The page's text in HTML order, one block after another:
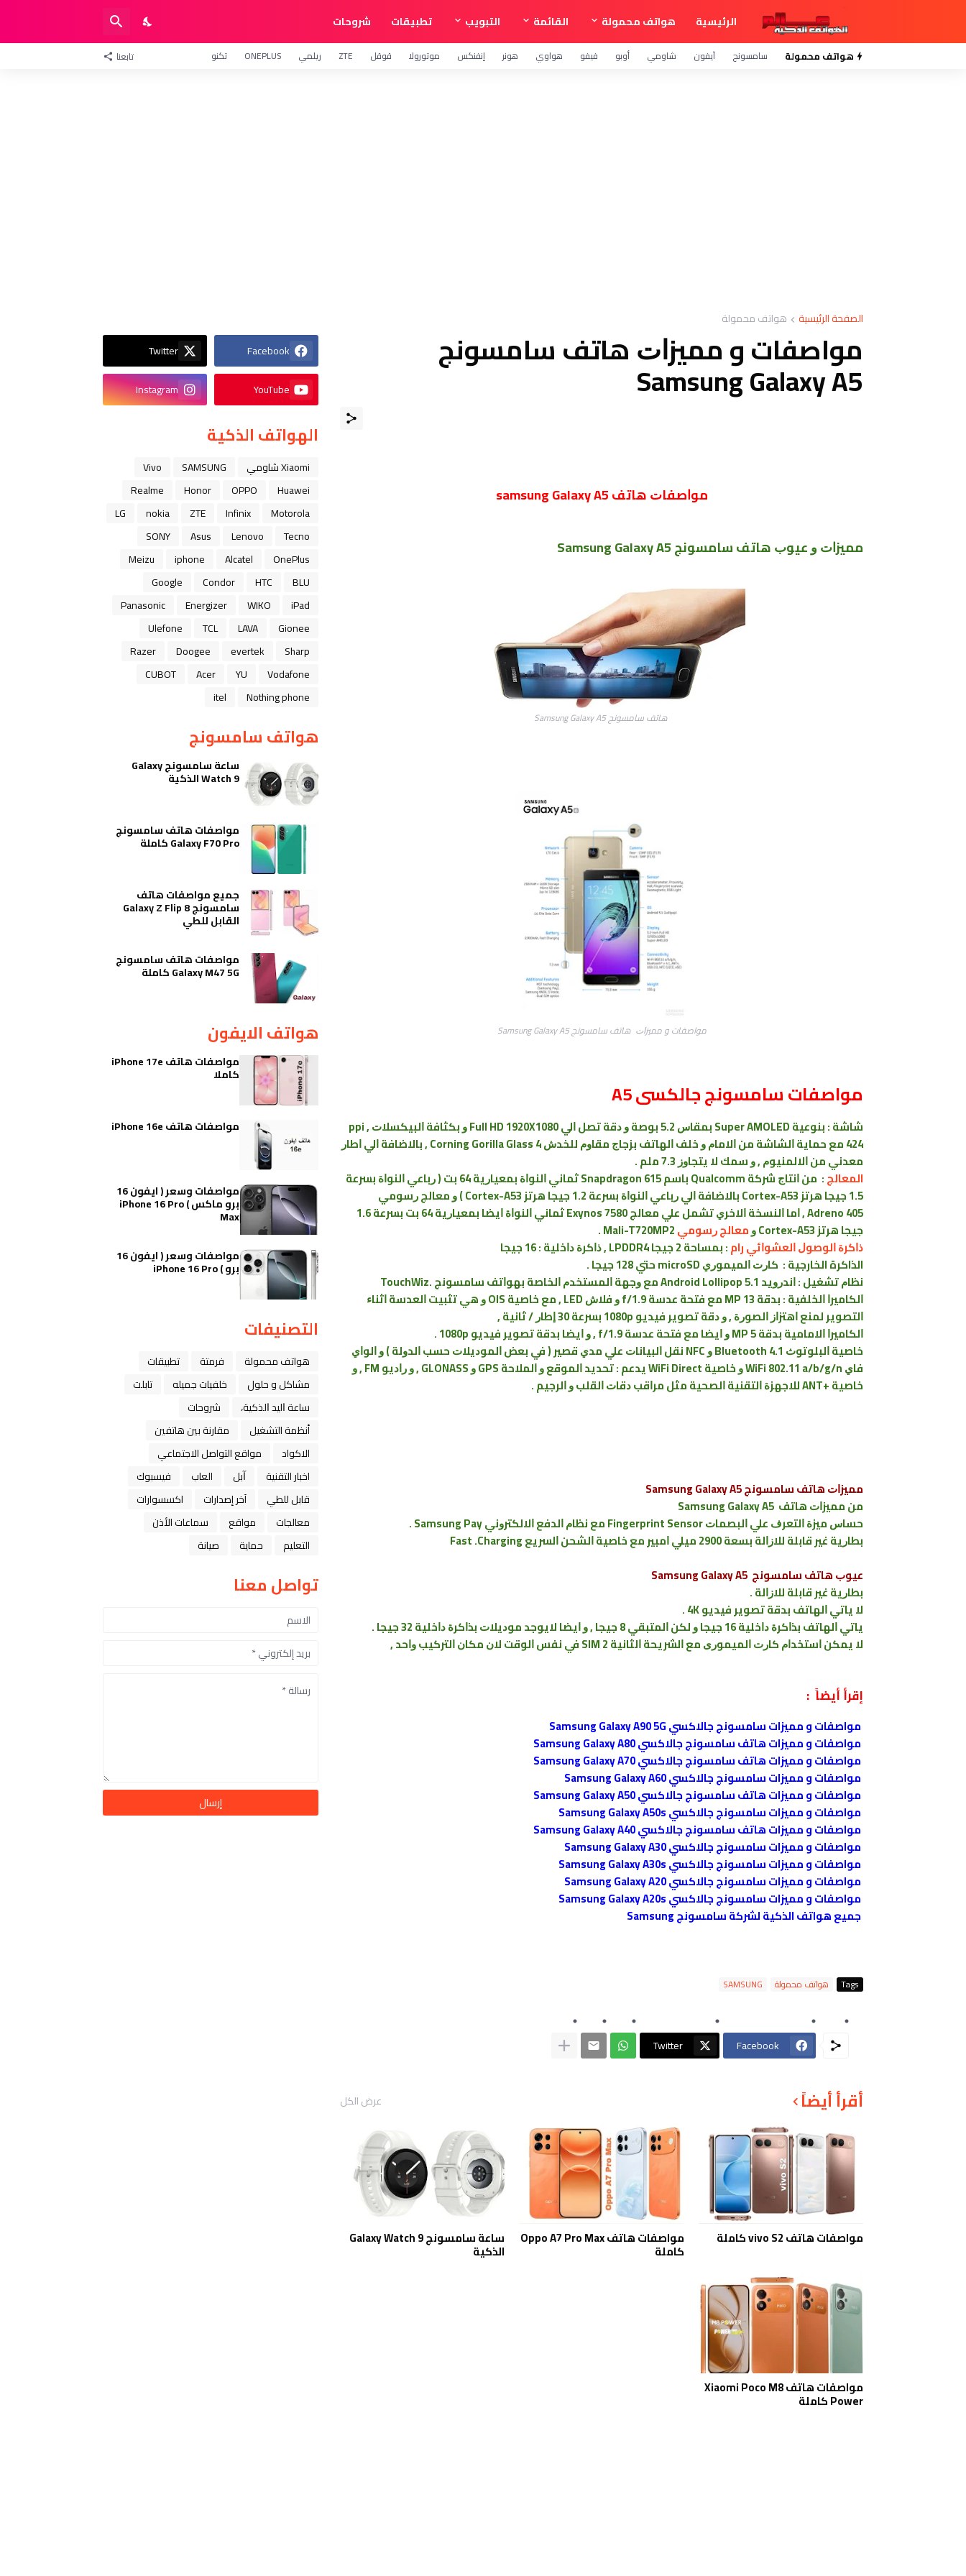
الرئيسية هواتف محمولة القائمة التبويب تطبيقات شروحات
هواتف محمولة سامسونج آيفون شاومي أوبو فيفو هواوي هونر إنفنكس موتورولا قوقل ZTE ريلمي ONEPLUS تكنو تابعنا
الصفحة الرئيسية هواتف محمولة
مواصفات و ﻣﻤﻴﺰﺍﺕ ﻫﺎﺗﻒ ﺳﺎﻣﺴﻮﻧﺞ
ﻣﻮﺍﺻﻔﺎﺕ هاتف samsung Galaxy A5
ﻣﻤﻴﺰﺍﺕ ﻭ ﻋﻴﻮﺏ ﻫﺎﺗﻒ ﺳﺎﻣﺴﻮﻧﺞ ‏Samsung Galaxy A5
ﻫﺎﺗﻒ ﺳﺎﻣﺴﻮﻧﺞ ‏Samsung Galaxy A5
مواصفات و ﻣﻤﻴﺰﺍﺕ ﻫﺎﺗﻒ ﺳﺎﻣﺴﻮﻧﺞ ‏Samsung Galaxy A5
مواصفات ﺳﺎﻣﺴﻮﻧﺞ ﺟﺎﻟﻜﺴﻰ A5
ﺷﺎﺷﺔ : ﺑﻨﻮﻋﻴﺔ Super AMOLED ﺑﻤﻘﺎﺱ 5.2 ﺑﻮﺻﺔ ﻭ ﺩﻗﺔ ﺗﺼﻞ ﺍﻟﻲ Full HD 1920X1080 ﻭ ﺑﻜﺜﺎﻓﺔ ﺍﻟﺒﻴﻜﺴﻼﺕ , ppi
424 ﻣﻊ ﺣﻤﺎﻳﺔ ﺍﻟﺸﺎﺷﺔ ﻣﻦ ﺍﻻﻣﺎﻡ ﻭ ﺧﻠﻒ ﺍﻟﻬﺎﺗﻒ ﺑﺰﺟﺎﺝ ﻣﻘﺎﻭﻡ ﻟﻠﺨﺪﺵ Corning Gorilla Glass 4 , ﺑﺎﻻﺿﺎﻓﺔ ﺍﻟﻲ ﺍﻃﺎﺭ
ﻣﻌﺪﻧﻲ ﻣﻦ ﺍﻻﻟﻤﻨﻴﻮﻡ , ﻭ ﺳﻤﻚ ﻻ ﻳﺘﺠﺎﻭﺯ 7.3 ﻣﻠﻢ .
المعالج
: ﻣﻦ ﺍﻧﺘﺎﺝ ﺷﺮﻛﺔ Qualcomm ﺑﺎﺳﻢ Snapdragon 615 ﺛﻤﺎﻧﻲ ﺍﻟﻨﻮﺍﺓ ﺑﻤﻌﻴﺎﺭﻳﺔ 64 ﺑﺖ ‏( ﺭﺑﺎﻋﻲ ﺍﻟﻨﻮﺍﺓ ﺑﺴﺮﻋﺔ
1.5 ﺟﻴﺠﺎ ﻫﺮﺗﺰ Cortex-A53 ﺑﺎﻻﺿﺎﻓﺔ ﺍﻟﻲ ﺭﺑﺎﻋﻲ ﺍﻟﻨﻮﺍﺓ ﺑﺴﺮﻋﺔ 1.2 ﺟﻴﺠﺎ ﻫﺮﺗﺰ Cortex-A53 ‏) ﻭ ﻣﻌﺎﻟﺞ ﺭﺳﻮﻣﻲ
Adreno 405 , ﺍﻣﺎ ﺍﻟﻨﺴﺨﺔ ﺍﻻﺧﺮﻱ ﺗﺸﻤﻞ ﻋﻠﻲ ﻣﻌﺎﻟﺞ Exynos 7580 ﺛﻤﺎﻧﻲ ﺍﻟﻨﻮﺍﺓ ﺍﻳﻀﺎ ﺑﻤﻌﻴﺎﺭﻳﺔ 64 ﺑﺖ ﺑﺴﺮﻋﺔ 1.6
ﺟﻴﺠﺎ ﻫﺮﺗﺰ Cortex-A53 ﻭ
ﻣﻌﺎﻟﺞ ﺭﺳﻮﻣﻲMali-T720MP2 .
ﺫﺍﻛﺮﺓ ﺍﻟﻮﺻﻮﻝ ﺍﻟﻌﺸﻮﺍﺋﻲ رام: ﺑﻤﺴﺎﺣﺔ 2 ﺟﻴﺠﺎ LPDDR4 , ﺫﺍﻛﺮﺓ ﺩﺍﺧﻠﻴﺔ : 16 ﺟﻴﺠﺎ
الذاكرة الخارجية : ﻛﺎﺭﺕ ﺍﻟﻤﻴﻤﻮﺭﻱ microSD ﺣﺘﻲ 128 ﺟﻴﺠﺎ .
ﻧﻈﺎﻡ ﺗﺸﻐﻴﻞ : ﺍﻧﺪﺭﻭﻳﺪ Android Lollipop 5.1 ﻣﻊ ﻭﺟﻬﺔ ﺍﻟﻤﺴﺘﺨﺪﻡ ﺍﻟﺨﺎﺻﺔ ﺑﻬﻮﺍﺗﻒ ﺳﺎﻣﺴﻮﻧﺞ .TouchWiz
ﺍﻟﻜﺎﻣﻴﺮﺍ ﺍﻟﺨﻠﻔﻴﺔ : ﺑﺪﻗﺔ 13 MP ﻣﻊ ﻓﺘﺤﺔ ﻋﺪﺳﺔ f/1.9 ﻭ ﻓﻼﺵ LED , ﻣﻊ ﺧﺎﺻﻴﺔ OIS ﻭ ﻫﻲ ﺗﺜﺒﻴﺖ ﺍﻟﻌﺪﺳﺔ ﺍﺛﻨﺎﺀ
ﺍﻟﺘﺼﻮﻳﺮ ﻟﻤﻨﻊ ﺍﻫﺘﺰﺍﺯ ﺍﻟﺼﻮﺭﺓ , ﻭ ﺩﻗﺔ ﺗﺼﻮﻳﺮ ﻓﻴﺪﻳﻮ 1080p ﺑﺴﺮﻋﺔ 30 ﺇﻃﺎﺭ / ﺛﺎﻧﻴﺔ ,
ﺍﻟﻜﺎﻣﻴﺮﺍ ﺍﻻﻣﺎﻣﻴﺔ ﺑﺪﻗﺔ MP 5 ﻭ ﺍﻳﻀﺎ ﻣﻊ ﻓﺘﺤﺔ ﻋﺪﺳﺔ f/1.9 , ﻭ ﺍﻳﻀﺎ ﺑﺪﻗﺔ ﺗﺼﻮﻳﺮ ﻓﻴﺪﻳﻮ 1080p .
ﺧﺎﺻﻴﺔ ﺍﻟﺒﻠﻮﺗﻮﺙ Bluetooth 4.1 ﻭ NFC ﻧﻘﻞ ﺍﻟﺒﻴﺎﻧﺎﺕ ﻋﻠﻲ ﻣﺪﻱ ﻗﺼﻴﺮ ‏( ﻓﻲ ﺑﻌﺾ ﺍﻟﻤﻮﺩﻳﻼﺕ ﺣﺴﺐ ﺍﻟﺪﻭﻟﺔ ‏) ﻭ ﺍﻟﻮﺍﻱ
ﻓﺎﻱ WiFi 802.11 a/b/g/n ﻭ ﺧﺎﺻﻴﺔ WiFi Direct يدعم : ﺗﺤﺪﻳﺪ ﺍﻟﻤﻮﻗﻊ ﻭ ﺍﻟﻤﻼﺣﺔ GPS ﻭ GLONASS , ﻭ ﺭﺍﺩﻳﻮ FM , ﻭ
ﺧﺎﺻﻴﺔ +ANT ﻟﻼﺟﻬﺰﺓ ﺍﻟﺘﻘﻨﻴﺔ ﺍﻟﺼﺤﻴﺔ ﻣﺜﻞ ﻣﺮﺍﻗﺐ ﺩﻗﺎﺕ ﺍﻟﻘﻠﺐ ﻭ ﺍﻟﺮﺟﻴﻢ .
ﻣﻤﻴﺰﺍﺕ ﻫﺎﺗﻒ ﺳﺎﻣﺴﻮﻧﺞ ‏Samsung Galaxy A5
ﻣﻦ ﻣﻤﻴﺰﺍﺕ ﻫﺎﺗﻒ Samsung Galaxy A5
ﺣﺴﺎﺱ ﻣﻴﺰﺓ ﺍﻟﺘﻌﺮﻑ ﻋﻠﻲ ﺍﻟﺒﺼﻤﺎﺕ Fingerprint Sensor ﻣﻊ ﻧﻈﺎﻡ ﺍﻟﺪﻓﻊ ﺍﻻﻟﻜﺘﺮﻭﻧﻲ Samsung Pay .
ﺑﻄﺎﺭﻳﺔ ﻏﻴﺮ ﻗﺎﺑﻠﺔ ﻟﻼﺯﺍﻟﺔ ﺑﺴﻌﺔ 2900 ﻣﻴﻠﻲ ﺍﻣﺒﻴﺮ ﻣﻊ ﺧﺎﺻﻴﺔ ﺍﻟﺸﺤﻦ ﺍﻟﺴﺮﻳﻊ Fast .Charging
ﻋﻴﻮﺏ ﻫﺎﺗﻒ ﺳﺎﻣﺴﻮﻧﺞ Samsung Galaxy A5
ﺑﻄﺎﺭﻳﺔ ﻏﻴﺮ ﻗﺎﺑﻠﺔ ﻟﻼﺯﺍﻟﺔ .
ﻻ ﻳﺎﺗﻲ ﺍﻟﻬﺎﺗﻒ ﺑﺪﻗﺔ ﺗﺼﻮﻳﺮ ﻓﻴﺪﻳﻮ 4K .
ﻳﺎﺗﻲ ﺍﻟﻬﺎﺗﻒ ﺑﺬﺍﻛﺮﺓ ﺩﺍﺧﻠﻴﺔ 16 ﺟﻴﺠﺎ ﻭ ﻟﻜﻦ ﺍﻟﻤﺘﺒﻘﻲ 8 ﺟﻴﺠﺎ , ﻭ ﺍﻳﻀﺎ ﻻﻳﻮﺟﺪ ﻣﻮﺩﻳﻼﺕ ﺑﺬﺍﻛﺮﺓ ﺩﺍﺧﻠﻴﺔ 32 ﺟﻴﺠﺎ .
ﻻ ﻳﻤﻜﻦ ﺍﺳﺘﺨﺪﺍﻡ ﻛﺎﺭﺕ ﺍﻟﻤﻴﻤﻮﺭﻯ ﻣﻊ ﺍﻟﺸﺮﻳﺤﺔ ﺍﻟﺜﺎﻧﻴﺔ SIM 2 ﻓﻲ ﻧﻔﺲ ﺍﻟﻮﻗﺖ ﻻﻥ ﻣﻜﺎﻥ ﺍﻟﺘﺮﻛﻴﺐ ﻭﺍﺣﺪ ‏,
إقرأ أيضاً :
مواصفات و مميزات سامسونج جالاكسي Samsung Galaxy A90 5G
مواصفات و مميزات هاتف سامسونج جالاكسي Samsung Galaxy A80
مواصفات و مميزات هاتف سامسونج جالاكسي Samsung Galaxy A70
مواصفات و مميزات سامسونج جالاكسي Samsung Galaxy A60
مواصفات و مميزات هاتف سامسونج جالاكسي Samsung Galaxy A50
مواصفات و مميزات سامسونج جالاكسي Samsung Galaxy A50s
مواصفات و مميزات هاتف سامسونج جالاكسي Samsung Galaxy A40
مواصفات و مميزات سامسونج جالاكسي Samsung Galaxy A30
مواصفات و مميزات سامسونج جالاكسي Samsung Galaxy A30s
مواصفات و مميزات سامسونج جالاكسي Samsung Galaxy A20
مواصفات و مميزات سامسونج جالاكسي Samsung Galaxy A20s
جميع هواتف الذكية لشركة سامسونج Samsung
Tags هواتف محمولة SAMSUNG
Facebook
Twitter
أقرأ أيضاً عرض الكل
مواصفات هاتف vivo S2 كاملة مواصفات هاتف Oppo A7 Pro Max
كاملة
ساعة سامسونج Galaxy Watch 9
الذكية
مواصفات هاتف Xiaomi Poco M8
Power كاملة
Facebook
Twitter
YouTube
Instagram
الهواتف الذكية
Xiaomi شاومي SAMSUNG
Vivo
Huawei
OPPO
Honor
Realme
Motorola
Infinix
ZTE
nokia
LG
Tecno
Lenovo
Asus
SONY
OnePlus
Alcatel
iphone
Meizu
BLU
HTC
Condor
Google
iPad
WIKO
Energizer
Panasonic
Gionee
LAVA
TCL
Ulefone
Sharp
evertek
Doogee
Razer
Vodafone
YU
Acer
CUBOT
Nothing phone
itel
هواتف سامسونج
ساعة سامسونج Galaxy
Watch 9 الذكية
مواصفات هاتف سامسونج
Galaxy F70 Pro كاملة
جميع مواصفات هاتف
سامسونج Galaxy Z Flip 8
القابل للطي
مواصفات هاتف سامسونج
Galaxy M47 5G كاملة
هواتف الايفون
مواصفات هاتف iPhone 17e
كاملا
مواصفات هاتف iPhone 16e
مواصفات وسعر ( ايفون 16
برو ماكس ) iPhone 16 Pro
Max
مواصفات وسعر ( ايفون 16
برو ) iPhone 16 Pro
التصنيفات
هواتف محمولة فرمتة
تطبيقات
مشاكل و حلول
خلفيات جميله
تابلت
ﺳﺎﻋﺔ ﺍﻟﻴﺪ ﺍﻟﺬﻛﻴﺔ،
شروحات
أنظمة التشغيل
مقارنة بين هاتفين
الاكواد
مواقع التواصل الاجتماعي
اخبار التقنية
ﺁﺑﻞ العاب
فيسبوك
قابل للطي
آخر إصدارات
اكسسوارات
معالجات
مواقع
سماعات الأذن
التعليم
حماية صيانة
تواصل معنا